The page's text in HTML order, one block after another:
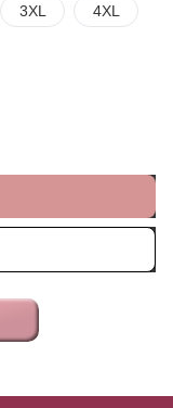
3XL 4XL